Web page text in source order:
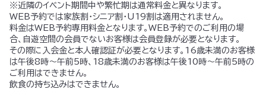
※近隣のイベント期間中や繁忙期は通常料金と異なります。
WEB予約では家族割・シニア割・U19割は適用されません。
料金はWEB予約専用料金となります。WEB予約でのご利用の場
合、自遊空間の会員でないお客様は会員登録が必要となります。
その際に入会金と本人確認証が必要となります。16歳未満のお客様
は午後8時～午前5時、18歳未満のお客様は午後10時～午前5時の
ご利用はできません。
飲食の持ち込みはできません。